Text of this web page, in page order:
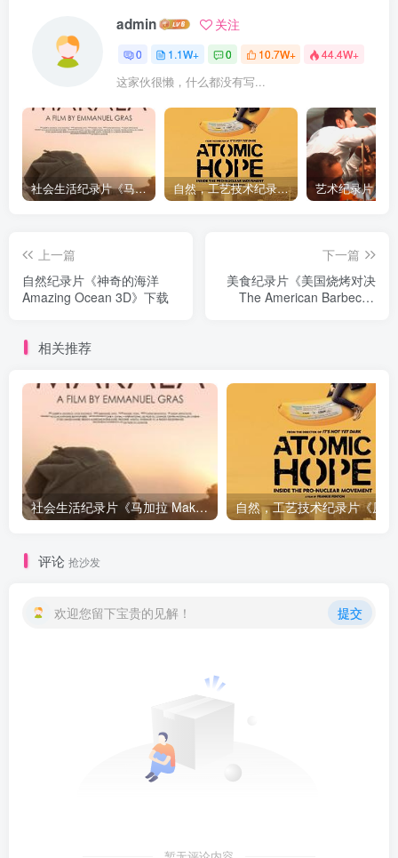
admin 关注
0 1.1W+ 0 10.7W+ 44.4W+
这家伙很懒，什么都没有写...
社会生活纪录片《马加拉 Makala》下载 自然，工艺技术纪录片《原子能的希望 Atomic Hope – Inside the Pro-Nuclear Movement》下载
上一篇
自然纪录片《神奇的海洋
Amazing Ocean 3D》下载
下一篇
美食纪录片《美国烧烤对决
The American Barbecue
相关推荐
社会生活纪录片《马加拉 Makala》下载
评论 抢沙发
欢迎您留下宝贵的见解！ 提交